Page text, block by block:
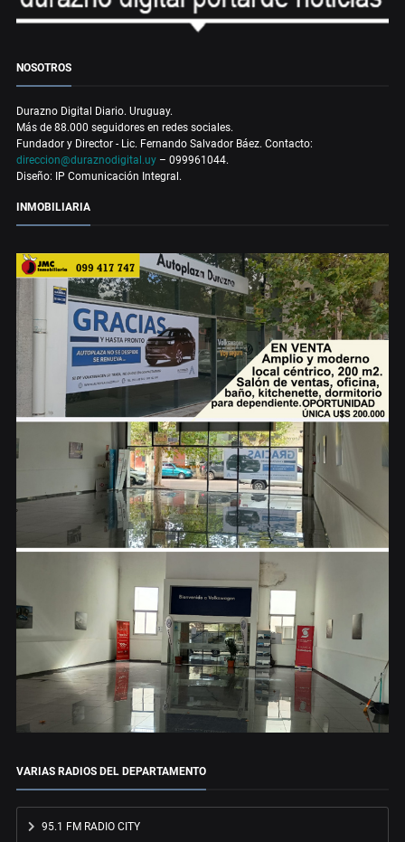
NOSOTROS
Durazno Digital Diario. Uruguay.
Más de 88.000 seguidores en redes sociales.
Fundador y Director - Lic. Fernando Salvador Báez. Contacto:
direccion@duraznodigital.uy – 099961044.
Diseño: IP Comunicación Integral.
INMOBILIARIA
VARIAS RADIOS DEL DEPARTAMENTO
95.1 FM RADIO CITY